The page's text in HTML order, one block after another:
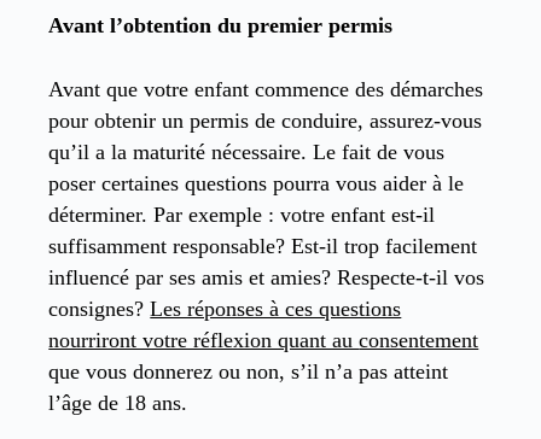
Avant l’obtention du premier permis
Avant que votre enfant commence des démarches
pour obtenir un permis de conduire, assurez-vous
qu’il a la maturité nécessaire. Le fait de vous
poser certaines questions pourra vous aider à le
déterminer. Par exemple : votre enfant est-il
suffisamment responsable? Est-il trop facilement
influencé par ses amis et amies? Respecte-t-il vos
consignes?Les réponses à ces questions
nourriront votre réflexion quant auconsentement
que vous donnerez ou non, s’il n’a pas atteint
l’âge de 18 ans.